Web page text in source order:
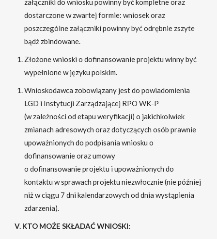
załączniki do wniosku powinny być kompletne oraz
dostarczone w zwartej formie: wniosek oraz
poszczególne załączniki powinny być odrębnie zszyte
bądź zbindowane.
Złożone wnioski o dofinansowanie projektu winny być
wypełnione w języku polskim.
Wnioskodawca zobowiązany jest do powiadomienia
LGD i Instytucji Zarządzającej RPO WK-P
(w zależności od etapu weryfikacji) o jakichkolwiek
zmianach adresowych oraz dotyczących osób prawnie
upoważnionych do podpisania wniosku o
dofinansowanie oraz umowy
o dofinansowanie projektu i upoważnionych do
kontaktu w sprawach projektu niezwłocznie (nie później
niż w ciągu 7 dni kalendarzowych od dnia wystąpienia
zdarzenia).
V. KTO MOŻE SKŁADAĆ WNIOSKI: